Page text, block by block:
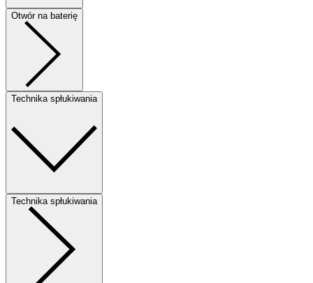
Otwór na baterię
Technika spłukiwania
Technika spłukiwania